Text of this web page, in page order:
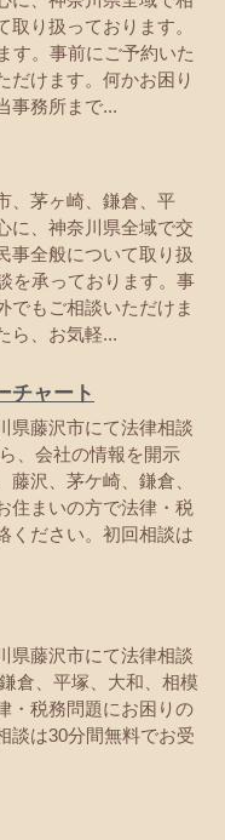
り扱っております。
す。事前にご予約いた
だけます。何かお困り
事務所まで...
、茅ヶ崎、鎌倉、平
に、神奈川県全域で交
事全般について取り扱
を承っております。事
でもご相談いただけま
ら、お気軽...
チャート
県藤沢市にて法律相談
、会社の情報を開示
沢、茅ケ崎、鎌倉、
住まいの方で法律・税
ください。初回相談は
県藤沢市にて法律相談
倉、平塚、大和、相模
・税務問題にお困りの
談は30分間無料でお受